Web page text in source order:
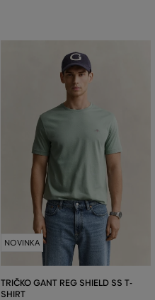
NOVINKA
TRIČKO GANT REG SHIELD SS T-
SHIRT